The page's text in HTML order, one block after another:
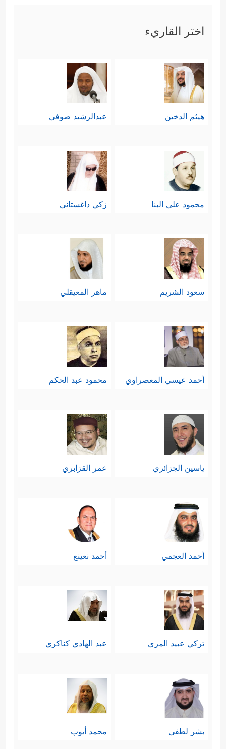
اختر القاريء
هيثم الدخين عبدالرشيد صوفي
محمود علي البنا زكي داغستاني
سعود الشريم ماهر المعيقلي
أحمد عيسي المعصراوي محمود عبد الحكم
ياسين الجزائري عمر القزابري
أحمد العجمي أحمد نعينع
تركي عبيد المري عبد الهادي كناكري
بشر لطفي محمد أيوب